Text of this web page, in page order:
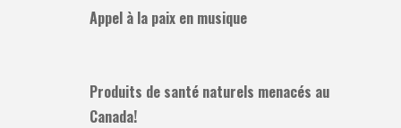
Appel à la paix en musique
Produits de santé naturels menacés au
Canada!